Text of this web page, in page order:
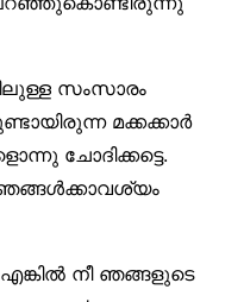
സംസാരം
മക്കക്കാർ
ചോദിക്കട്ടെ.
എങ്കിൽ നീ ഞങ്ങളുടെ